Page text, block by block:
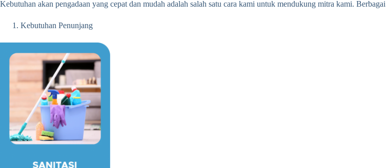
Kebutuhan akan pengadaan yang cepat dan mudah adalah salah satu cara kami untuk mendukung mitra kami.
Kebutuhan Penunjang